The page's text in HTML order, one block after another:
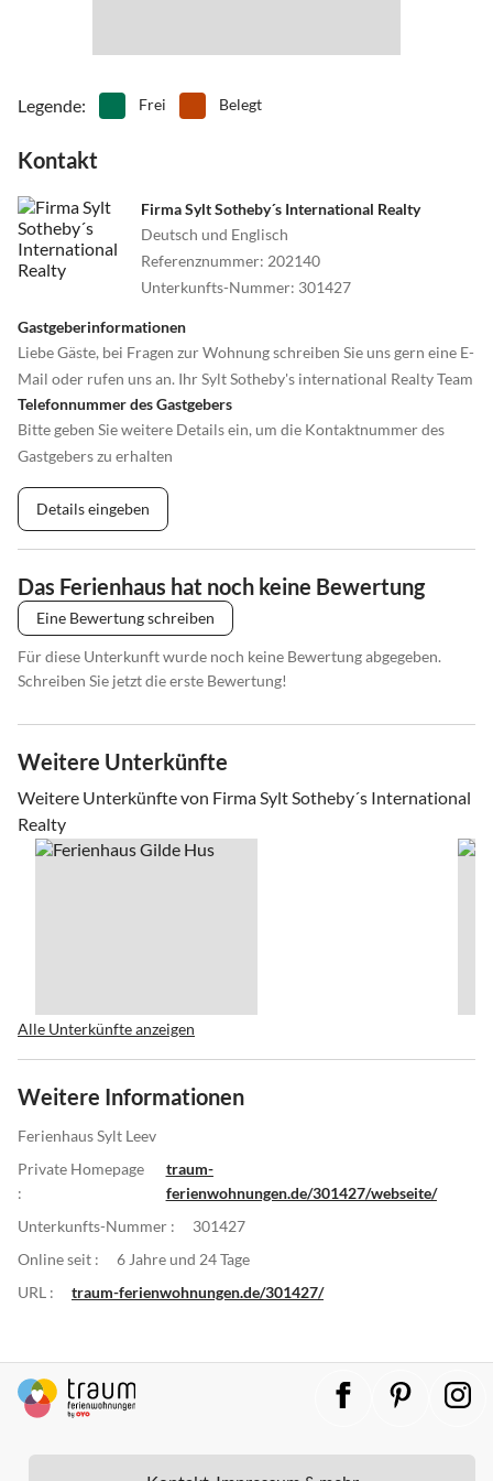
Legende: Frei Belegt
Kontakt
Firma Sylt Sotheby´s International Realty
Deutsch und Englisch
Referenznummer: 202140
Unterkunfts-Nummer: 301427
Gastgeberinformationen
Liebe Gäste, bei Fragen zur Wohnung schreiben Sie uns gern eine E-
Mail oder rufen uns an. Ihr Sylt Sotheby's international Realty Team
Telefonnummer des Gastgebers
Bitte geben Sie weitere Details ein, um die Kontaktnummer des
Gastgebers zu erhalten
Details eingeben
Das Ferienhaus hat noch keine Bewertung
Eine Bewertung schreiben
Für diese Unterkunft wurde noch keine Bewertung abgegeben.
Schreiben Sie jetzt die erste Bewertung!
Weitere Unterkünfte
Weitere Unterkünfte von Firma Sylt Sotheby´s International
Realty
Alle Unterkünfte anzeigen
Weitere Informationen
Ferienhaus Sylt Leev
Private Homepage
:
traum-
ferienwohnungen.de/301427/webseite/
Unterkunfts-Nummer :
301427
Online seit :
6 Jahre und 24 Tage
URL :
traum-ferienwohnungen.de/301427/